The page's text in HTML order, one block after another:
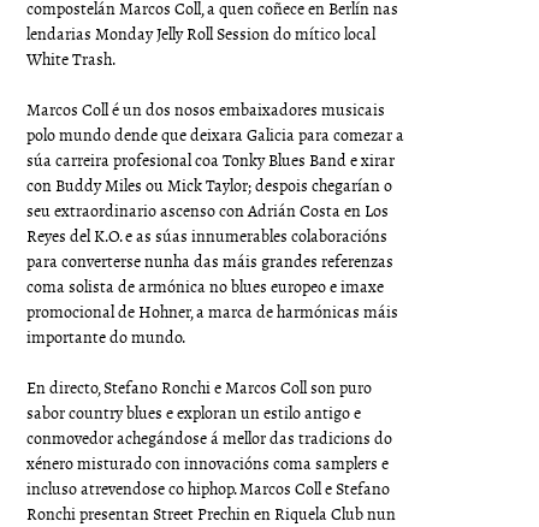
compostelán Marcos Coll, a quen coñece en Berlín nas
lendarias Monday Jelly Roll Session do mítico local
White Trash.
Marcos Coll é un dos nosos embaixadores musicais
polo mundo dende que deixara Galicia para comezar a
súa carreira profesional coa Tonky Blues Band e xirar
con Buddy Miles ou Mick Taylor; despois chegarían o
seu extraordinario ascenso con Adrián Costa en Los
Reyes del K.O. e as súas innumerables colaboracións
para converterse nunha das máis grandes referenzas
coma solista de armónica no blues europeo e imaxe
promocional de Hohner, a marca de harmónicas máis
importante do mundo.
En directo, Stefano Ronchi e Marcos Coll son puro
sabor country blues e exploran un estilo antigo e
conmovedor achegándose á mellor das tradicions do
xénero misturado con innovacións coma samplers e
incluso atrevendose co hiphop. Marcos Coll e Stefano
Ronchi presentan Street Prechin en Riquela Club nun